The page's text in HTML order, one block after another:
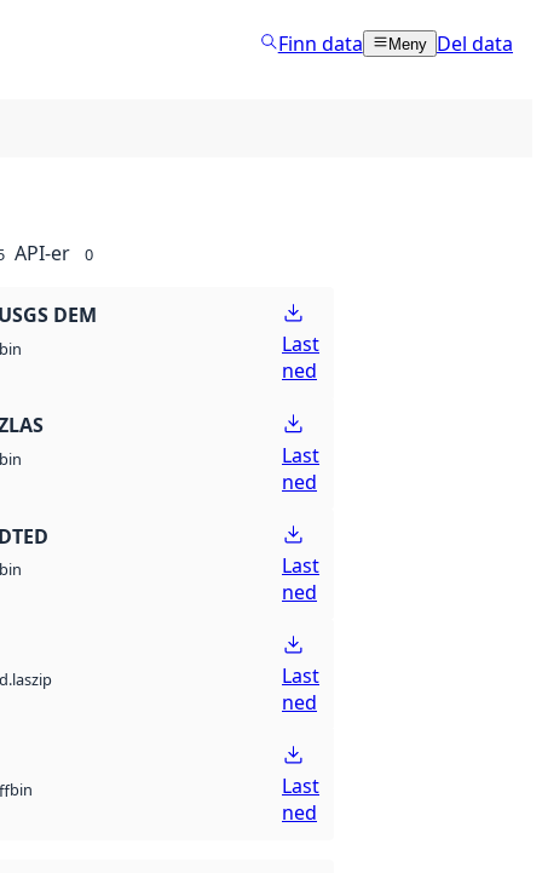
Finn data Meny Del data
API-er 0
DEM
bin
Last
ned
bin
Last
ned
bin
Last
ned
Last
ned
bin
Last
ned